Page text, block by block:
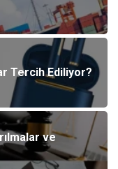
Tercih Ediliyor?
ve